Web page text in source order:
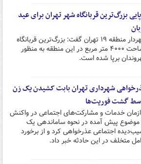
بزرگ‌ترین قربانگاه شهر تهران برای عید
شهردار منطقه ۱۹ تهران گفت: بزرگ‌ترین قربانگاه
شهر تهران در فضایی به مساحت ۴۰۰۰ متر مربع در این منطقه به منظور
برپا شده است.
شهرداری تهران بابت کشیدن یک زن
گشت فوریت‌ها
خدمات و مشارکت‌های اجتماعی در واکنش
موضوع پیش آمده در نحوه ساماندهی یک
اجتماعی عذرخواهی کرد و از برخورد
متخلف در این حادثه خبر داد.